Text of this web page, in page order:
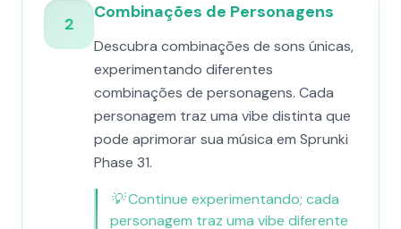
2
Combinações de Personagens
Descubra combinações de sons únicas,
experimentando diferentes
combinações de personagens. Cada
personagem traz uma vibe distinta que
pode aprimorar sua música em Sprunki
Phase 31.
💡Continue experimentando; cada
personagem traz uma vibe diferente